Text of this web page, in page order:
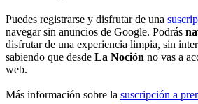
Puedes registrarse y disfrutar de una
navegar sin anuncios de Google. Podrás
disfrutar de una experiencia limpia, sin
sabiendo que desde La Noción no vas a
web.
Más información sobre la suscripción a